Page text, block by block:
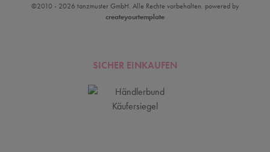
©2010 - 2026 tanzmuster GmbH. Alle Rechte vorbehalten. powered by
createyourtemplate
SICHER EINKAUFEN